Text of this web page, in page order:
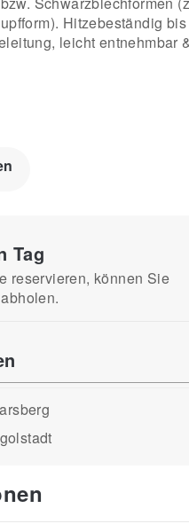
Hitzebeständig
leicht entnehmbar
Tag
reservieren, können Sie